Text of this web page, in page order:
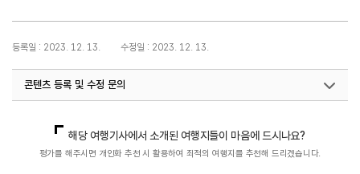
등록일 : 2023. 12. 13. 수정일 : 2023. 12. 13.
콘텐츠 등록 및 수정 문의
해당 여행기사에서 소개된 여행지들이 마음에 드시나요?
평가를 해주시면 개인화 추천 시 활용하여 최적의 여행지를 추천해 드리겠습니다.